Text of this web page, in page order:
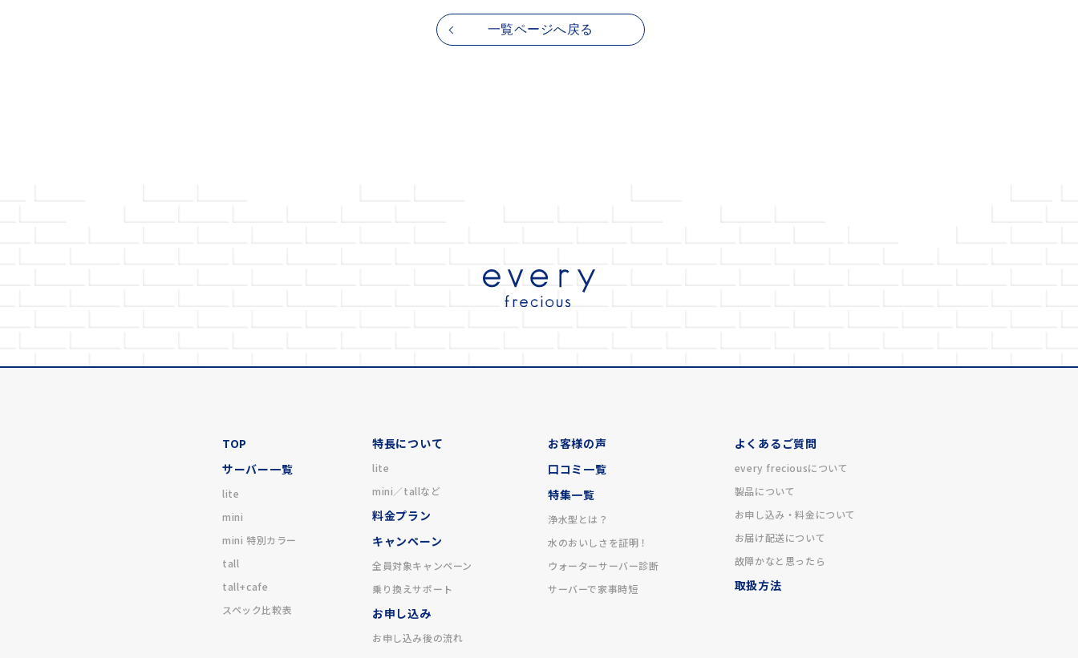
一覧ページへ戻る
TOP
サーバー一覧
lite
mini
mini 特別カラー
tall
tall+cafe
スペック比較表
特長について
lite
mini／tallなど
料金プラン
キャンペーン
全員対象キャンペーン
乗り換えサポート
お申し込み
お申し込み後の流れ
お客様の声
口コミ一覧
特集一覧
浄水型とは？
水のおいしさを証明！
ウォーターサーバー診断
サーバーで家事時短
よくあるご質問
every freciousについて
製品について
お申し込み・料金について
お届け配送について
故障かなと思ったら
取扱方法